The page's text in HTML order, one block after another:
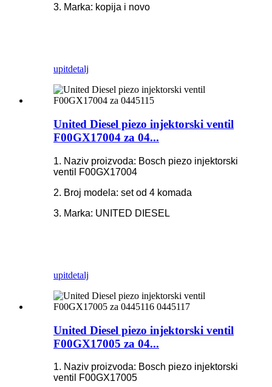
3. Marka: kopija i novo
upitdetalj
United Diesel piezo injektorski ventil
F00GX17004 za 04...
1. Naziv proizvoda: Bosch piezo injektorski
ventil F00GX17004
2. Broj modela: set od 4 komada
3. Marka: UNITED DIESEL
upitdetalj
United Diesel piezo injektorski ventil
F00GX17005 za 04...
1. Naziv proizvoda: Bosch piezo injektorski
ventil F00GX17005